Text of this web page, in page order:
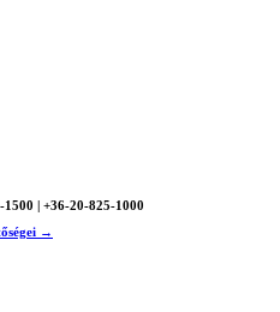
1500 | +36-20-825-1000
→